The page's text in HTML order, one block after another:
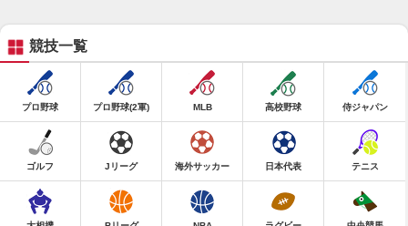
競技一覧
プロ野球 プロ野球(2軍) MLB 高校野球 侍ジャパン
ゴルフ Jリーグ 海外サッカー 日本代表 テニス